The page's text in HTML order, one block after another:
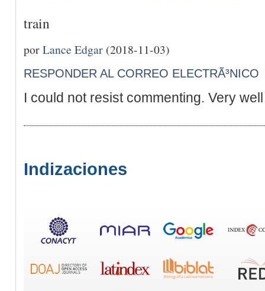
train
porLance Edgar (2018-11-03)
RESPONDER AL CORREO ELECTRÃ³NICO
I could not resist commenting. Very
Indizaciones